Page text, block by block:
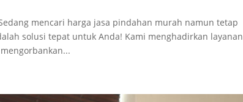
mencari harga jasa pindahan murah namun tetap
solusi tepat untuk Anda! Kami menghadirkan layanan